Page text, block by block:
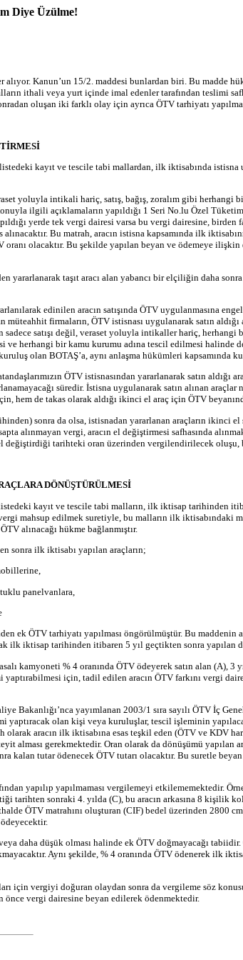
Diye Üzülme!
alıyor. Kanun’un 15/2. maddesi bunlardan biri. Bu
ithali veya yurt içinde imal edenler tarafından teslimi
oluşan iki farklı olay için ayrıca ÖTV tarhiyatı
kayıt ve tescile tabi mallardan, ilk iktisabında
yoluyla intikali hariç, satış, bağış, zoralım gibi
ilgili açıklamaların yapıldığı 1 Seri No.lu Özel
yerde tek vergi dairesi varsa bu vergi dairesine,
Bu matrah, aracın istisna kapsamında ilk
olacaktır. Bu şekilde yapılan beyan ve ödemeye
taşıt aracı alan yabancı bir elçiliğin daha
edinilen aracın satışında ÖTV uygulanmasına
firmaların, ÖTV istisnası uygulanarak satın
satışı değil, veraset yoluyla intikaller hariç,
ve herhangi bir kamu kurumu adına tescil edilmesi halinde
olan BOTAŞ’a, aynı anlaşma hükümleri
ÖTV istisnasından yararlanarak satın
süredir. İstisna uygulanarak satın alınan
hem de takas olarak aldığı ikinci el araç için ÖTV
sonra da olsa, istisnadan yararlanan araçların ikinci el
alınmayan vergi, aracın el değiştirmesi safhasında
el değiştirdiği tarihteki oran üzerinden vergilendirilecek
DÖNÜŞTÜRÜLMESİ
kayıt ve tescile tabi malların, ilk iktisap tarihinden
mahsup edilmek suretiyle, bu malların ilk iktisabındaki
alınacağı hükme bağlanmıştır.
sonra ilk iktisabı yapılan araçların;
panelvanlara,
ÖTV tarhiyatı yapılması öngörülmüştür. Bu maddenin
ilk iktisap tarihinden itibaren 5 yıl geçtikten sonra yapılan
kamyoneti % 4 oranında ÖTV ödeyerek satın alan (A),
için, tadil edilen aracın ÖTV farkını vergi
Bakanlığı’nca yayımlanan 2003/1 sıra sayılı ÖTV İç
yaptıracak olan kişi veya kuruluşlar, tescil işleminin
olarak aracın ilk iktisabına esas teşkil eden (ÖTV ve
alması gerekmektedir. Oran olarak da dönüşümü yapılan
kalan tutar ödenecek ÖTV tutarı olacaktır. Bu suretle
yapılıp yapılmaması vergilemeyi etkilememektedir.
tarihten sonraki 4. yılda (C), bu aracın arkasına 8
ÖTV matrahını oluşturan (CIF) bedel üzerinden
daha düşük olması halinde ek ÖTV doğmayacağı
Aynı şekilde, % 4 oranında ÖTV ödenerek ilk
için vergiyi doğuran olaydan sonra da vergileme söz
vergi dairesine beyan edilerek ödenmektedir.